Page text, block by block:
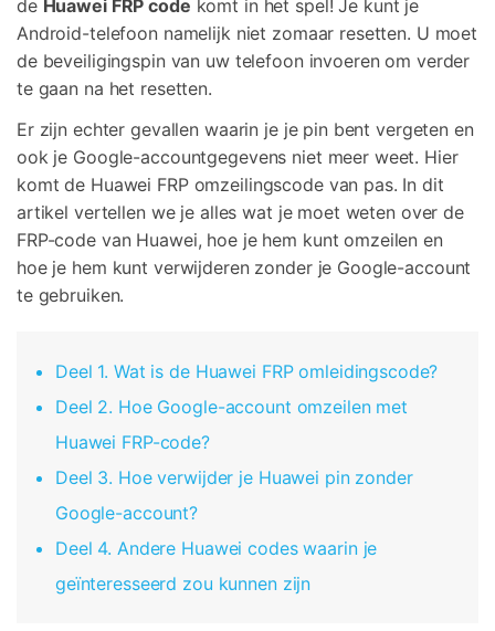
Ontdek
Overzicht
Video
Foto
Ontdek
Overzicht
Diagram & Ontwerp
Corrupte video restauratie.
Bekijk alle producten
Ontdek
Overzicht
WA Transfer
Geen Cyberbullying
Scherm ontgrendelen
Gegevensherstel
iPhone gegevensherstel Android gegevensherstel
WhatsApp Overdracht
iTunes herstellen
iTunes-fouten oplossen
iPhone systeemherstel Android systeemherstel
iPhone gegevens wissen
Overdracht van telefoon naar telefoon
Bekijk De Volledige Toolkit
Andere
de Huawei FRP code komt in het spel! Je kunt je
Android-telefoon namelijk niet zomaar resetten. U moet
de beveiligingspin van uw telefoon invoeren om verder
te gaan na het resetten.
Er zijn echter gevallen waarin je je pin bent vergeten en
ook je Google-accountgegevens niet meer weet. Hier
komt de Huawei FRP omzeilingscode van pas. In dit
artikel vertellen we je alles wat je moet weten over de
FRP-code van Huawei, hoe je hem kunt omzeilen en
hoe je hem kunt verwijderen zonder je Google-account
te gebruiken.
Deel 1. Wat is de Huawei FRP omleidingscode?
Deel 2. Hoe Google-account omzeilen met
Huawei FRP-code?
Deel 3. Hoe verwijder je Huawei pin zonder
Google-account?
Deel 4. Andere Huawei codes waarin je
geïnteresseerd zou kunnen zijn